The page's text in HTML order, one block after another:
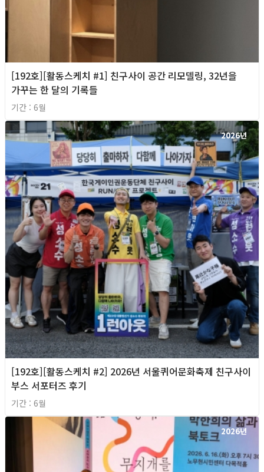
[192호][활동스케치 #1] 친구사이 공간 리모델링, 32년을
가꾸는 한 달의 기록들
기간 : 6월
2026년
[192호][활동스케치 #2] 2026년 서울퀴어문화축제 친구사이
부스 서포터즈 후기
기간 : 6월
2026년